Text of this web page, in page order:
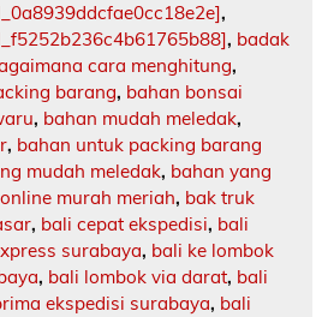
,
, badak
cara menghitung,
barang, bahan bonsai
, bahan mudah meledak,
, bahan untuk packing barang
mudah meledak, bahan yang
murah meriah, bak truk
, bali cepat ekspedisi, bali
surabaya, bali ke lombok
, bali lombok via darat, bali
ekspedisi surabaya, bali